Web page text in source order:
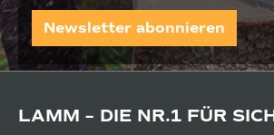
Newsletter abonnieren
LAMM – DIE NR.1 FÜR